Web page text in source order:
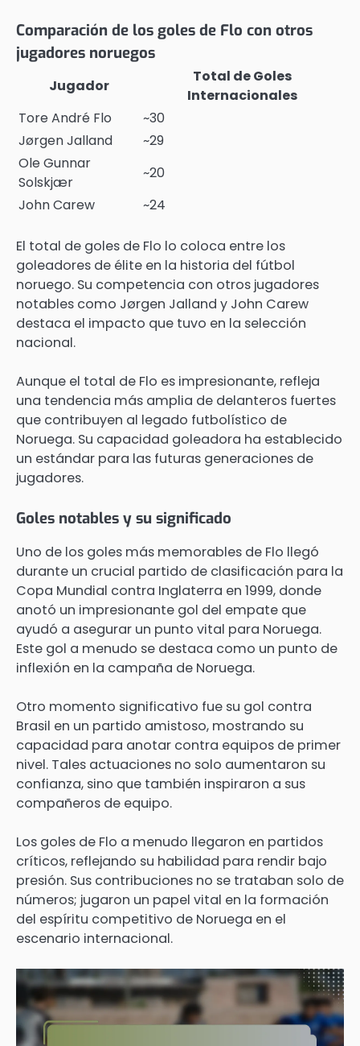
Comparación de los goles de Flo con otros
jugadores noruegos
Jugador
Total de Goles
Internacionales
Tore André Flo
~30
Jørgen Jalland
~29
Ole Gunnar
Solskjær
~20
John Carew
~24
El total de goles de Flo lo coloca entre los
goleadores de élite en la historia del fútbol
noruego. Su competencia con otros jugadores
notables como Jørgen Jalland y John Carew
destaca el impacto que tuvo en la selección
nacional.
Aunque el total de Flo es impresionante, refleja
una tendencia más amplia de delanteros fuertes
que contribuyen al legado futbolístico de
Noruega. Su capacidad goleadora ha establecido
un estándar para las futuras generaciones de
jugadores.
Goles notables y su significado
Uno de los goles más memorables de Flo llegó
durante un crucial partido de clasificación para la
Copa Mundial contra Inglaterra en 1999, donde
anotó un impresionante gol del empate que
ayudó a asegurar un punto vital para Noruega.
Este gol a menudo se destaca como un punto de
inflexión en la campaña de Noruega.
Otro momento significativo fue su gol contra
Brasil en un partido amistoso, mostrando su
capacidad para anotar contra equipos de primer
nivel. Tales actuaciones no solo aumentaron su
confianza, sino que también inspiraron a sus
compañeros de equipo.
Los goles de Flo a menudo llegaron en partidos
críticos, reflejando su habilidad para rendir bajo
presión. Sus contribuciones no se trataban solo de
números; jugaron un papel vital en la formación
del espíritu competitivo de Noruega en el
escenario internacional.